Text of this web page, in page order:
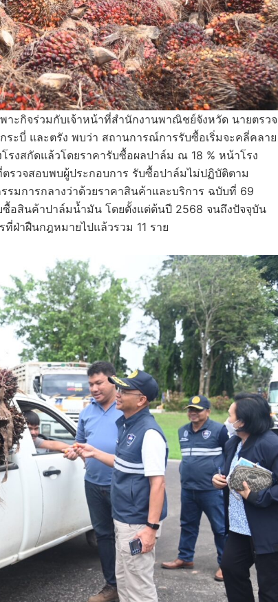
ะกิจร่วมกับเจ้าหน้าที่สำนักงานพาณิชย์จังหวัด นายตรวจ
ะบี่ และตรัง พบว่า สถานการณ์การรับซื้อเริ่มจะคลี่คลาย
รงสกัดแล้วโดยราคารับซื้อผลปาล์ม ณ 18 % หน้าโรง
รวจสอบพบผู้ประกอบการ รับซื้อปาล์มไม่ปฏิบัติตาม
มการกลางว่าด้วยราคาสินค้าและบริการ ฉบับที่ 69
ซื้อสินค้าปาล์มน้ำมัน โดยตั้งแต่ต้นปี 2568 จนถึงปัจจุบัน
ฝ่าฝืนกฎหมายไปแล้วรวม 11 ราย